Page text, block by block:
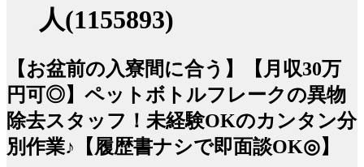
人(1155893)
【お盆前の入寮間に合う】【月収30万
円可◎】ペットボトルフレークの異物
除去スタッフ！未経験OKのカンタン分
別作業♪【履歴書ナシで即面談OK◎】